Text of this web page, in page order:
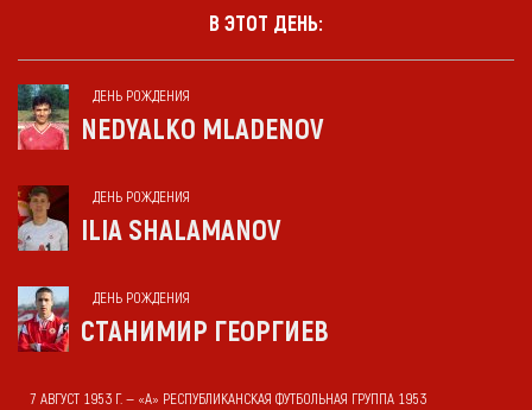
В ЭТОТ ДЕНЬ:
ДЕНЬ РОЖДЕНИЯ
NEDYALKO MLADENOV
ДЕНЬ РОЖДЕНИЯ
ILIA SHALAMANOV
ДЕНЬ РОЖДЕНИЯ
СТАНИМИР ГЕОРГИЕВ
7 АВГУСТ 1953 Г. — «А» РЕСПУБЛИКАНСКАЯ ФУТБОЛЬНАЯ ГРУППА 1953